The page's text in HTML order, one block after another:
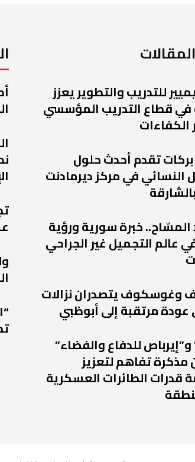
للتدريب والتطوير يعزز
في قطاع التدريب المؤسسي
تقدم أحدث حلول
النسائي في مركز ديرمادنت
خبرة سورية ورؤية
عالم التجميل غير الجراحي
وغوسكوف يتصدران نزالات
للدفاع والفضاء”
مذكرة تفاهم لتعزيز
قدرات الطائرات العسكرية